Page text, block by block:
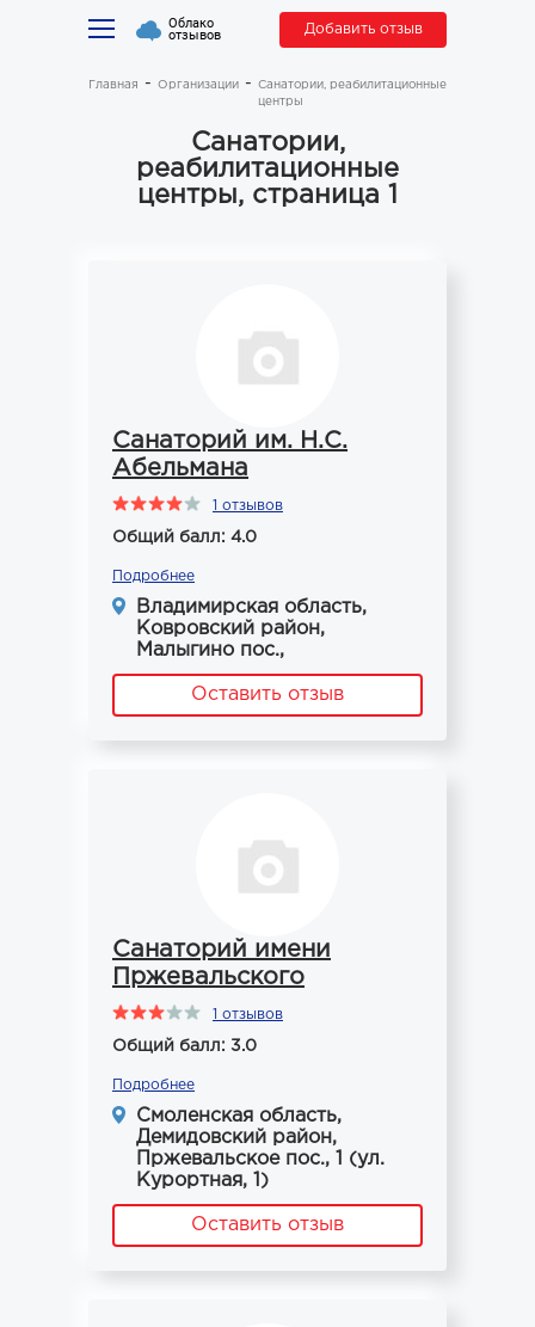
Облако
отзывов Добавить отзыв
Главная Организации
Санатории, реабилитационные
центры
Санатории,
реабилитационные
центры, страница 1
Санаторий им. Н.С.
Абельмана
1 отзывов
Общий балл: 4.0
Подробнее
Владимирская область,
Ковровский район,
Малыгино пос.,
Оставить отзыв
Санаторий имени
Пржевальского
1 отзывов
Общий балл: 3.0
Подробнее
Смоленская область,
Демидовский район,
Пржевальское пос., 1 (ул.
Курортная, 1)
Оставить отзыв